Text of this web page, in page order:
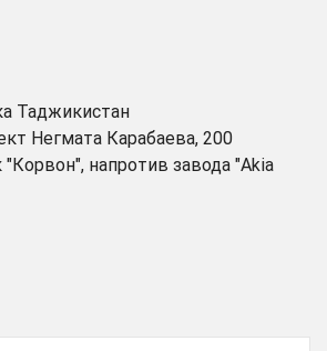
Таджикистан
Негмата Карабаева, 200
напротив завода "Akia